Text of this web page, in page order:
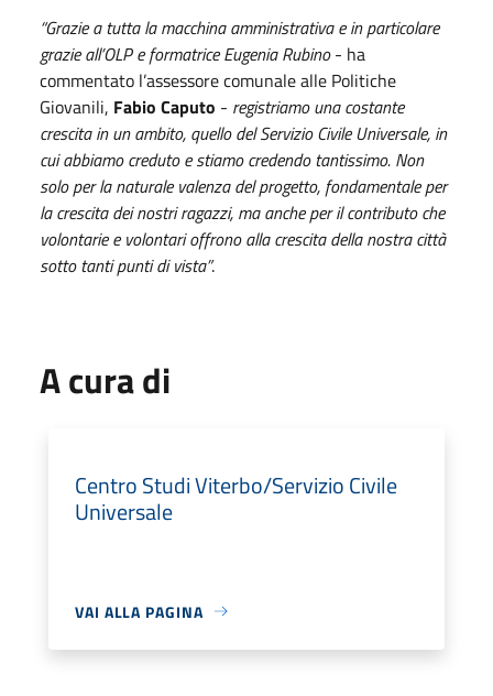
“Grazie a tutta la macchina amministrativa e in particolare
grazie all’OLP e formatrice Eugenia Rubino- ha
commentato l’assessore comunale alle Politiche
Giovanili, Fabio Caputo - registriamo una costante
crescita in un ambito, quello del Servizio Civile Universale, in
cui abbiamo creduto e stiamo credendo tantissimo. Non
solo per la naturale valenza del progetto, fondamentale per
la crescita dei nostri ragazzi, ma anche per il contributo che
volontarie e volontari offrono alla crescita della nostra città
sotto tanti punti di vista”.
A cura di
Centro Studi Viterbo/Servizio Civile
Universale
VAI ALLA PAGINA